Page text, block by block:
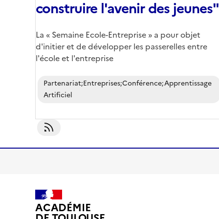
construire l'avenir des jeunes"
Corps
La « Semaine Ecole-Entreprise » a pour objet
d'initier et de développer les passerelles entre
l'école et l'entreprise
Partenariat;entreprises;conférence;apprentissage
Artificiel
ACADÉMIE